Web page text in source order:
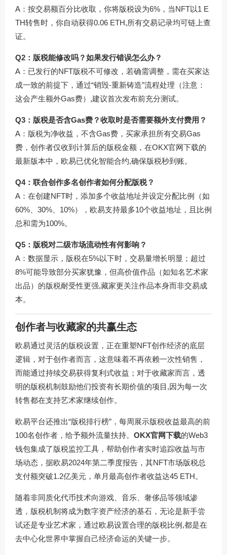
A：按交易额百分比收取，你将版税设为6%，当NFT以1 E
TH转售时，你自动获得0.06 ETH,所有交易记录均可链上查
证。
Q2：版税能修改吗？如果发行错误怎么办？
A：已发行的NFT版税不可修改，若确需调整，需在买家达
成一致的前提下，通过“销毁-重新铸造”流程处理（注意：
这会产生额外Gas费）,建议首次发布前充分测试。
Q3：版税是否含Gas费？收取时是否需要额外支付费用？
A：版税为净收益，不含Gas费，买家承担所有交易Gas
费，创作者仅收到计算后的版税金额，在OKX官网下载的
最新版本中，欧易已优化智能合约,确保版税秒到账。
Q4：联合创作多名创作者如何分配版税？
A：在创建NFT时，添加多个收益地址并设定分配比例（如
60%、30%、10%），欧易支持最多10个收益地址，且比例
总和需为100%。
Q5：版税对二级市场流动性有何影响？
A：数据显示，版税在5%以下时，交易量增长明显；超过
8%可能导致部分买家犹豫，但高价值作品（如知名艺术家
出品）的版税耐受性更强,藏家更关注作品本身而非交易成
本。
创作者与收藏家的共赢生态
欧易通过灵活的版税设置，正在重塑NFT创作经济的底层
逻辑，对于创作者而言，这意味着不再依赖一次性销售，
而能通过持续交易获得复利式收益；对于收藏家而言，透
明的版税机制鼓励他们投资有长期价值的项目,因为每一次
转售都在支持艺术家继续创作。
欧易平台还推出“版税排行榜”，每周展示版税收益最高的前
100名创作者，给予额外流量扶持。 OKX官网下载的Web3
钱包集成了版税监控工具，帮助创作者实时追踪收益与市
场动态，据欧易2024年第二季度报告，其NFT市场版税总
支付额突破1.2亿美元，单月最高创作者收益达45 ETH。
随着非同质化代币技术向游戏、音乐、奢侈品等领域渗
透，版税机制将成为数字资产经济的基石，无论是新手尝
试还是专业艺术家，通过欧易设置合理的版税比例,都是在
去中心化世界中掌握自己经济命运的关键一步。